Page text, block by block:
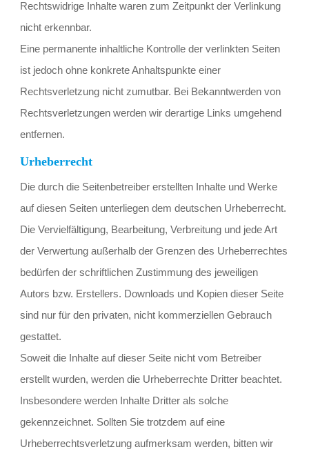
Rechtswidrige Inhalte waren zum Zeitpunkt der Verlinkung
nicht erkennbar.
Eine permanente inhaltliche Kontrolle der verlinkten Seiten
ist jedoch ohne konkrete Anhaltspunkte einer
Rechtsverletzung nicht zumutbar. Bei Bekanntwerden von
Rechtsverletzungen werden wir derartige Links umgehend
entfernen.
Urheberrecht
Die durch die Seitenbetreiber erstellten Inhalte und Werke
auf diesen Seiten unterliegen dem deutschen Urheberrecht.
Die Vervielfältigung, Bearbeitung, Verbreitung und jede Art
der Verwertung außerhalb der Grenzen des Urheberrechtes
bedürfen der schriftlichen Zustimmung des jeweiligen
Autors bzw. Erstellers. Downloads und Kopien dieser Seite
sind nur für den privaten, nicht kommerziellen Gebrauch
gestattet.
Soweit die Inhalte auf dieser Seite nicht vom Betreiber
erstellt wurden, werden die Urheberrechte Dritter beachtet.
Insbesondere werden Inhalte Dritter als solche
gekennzeichnet. Sollten Sie trotzdem auf eine
Urheberrechtsverletzung aufmerksam werden, bitten wir